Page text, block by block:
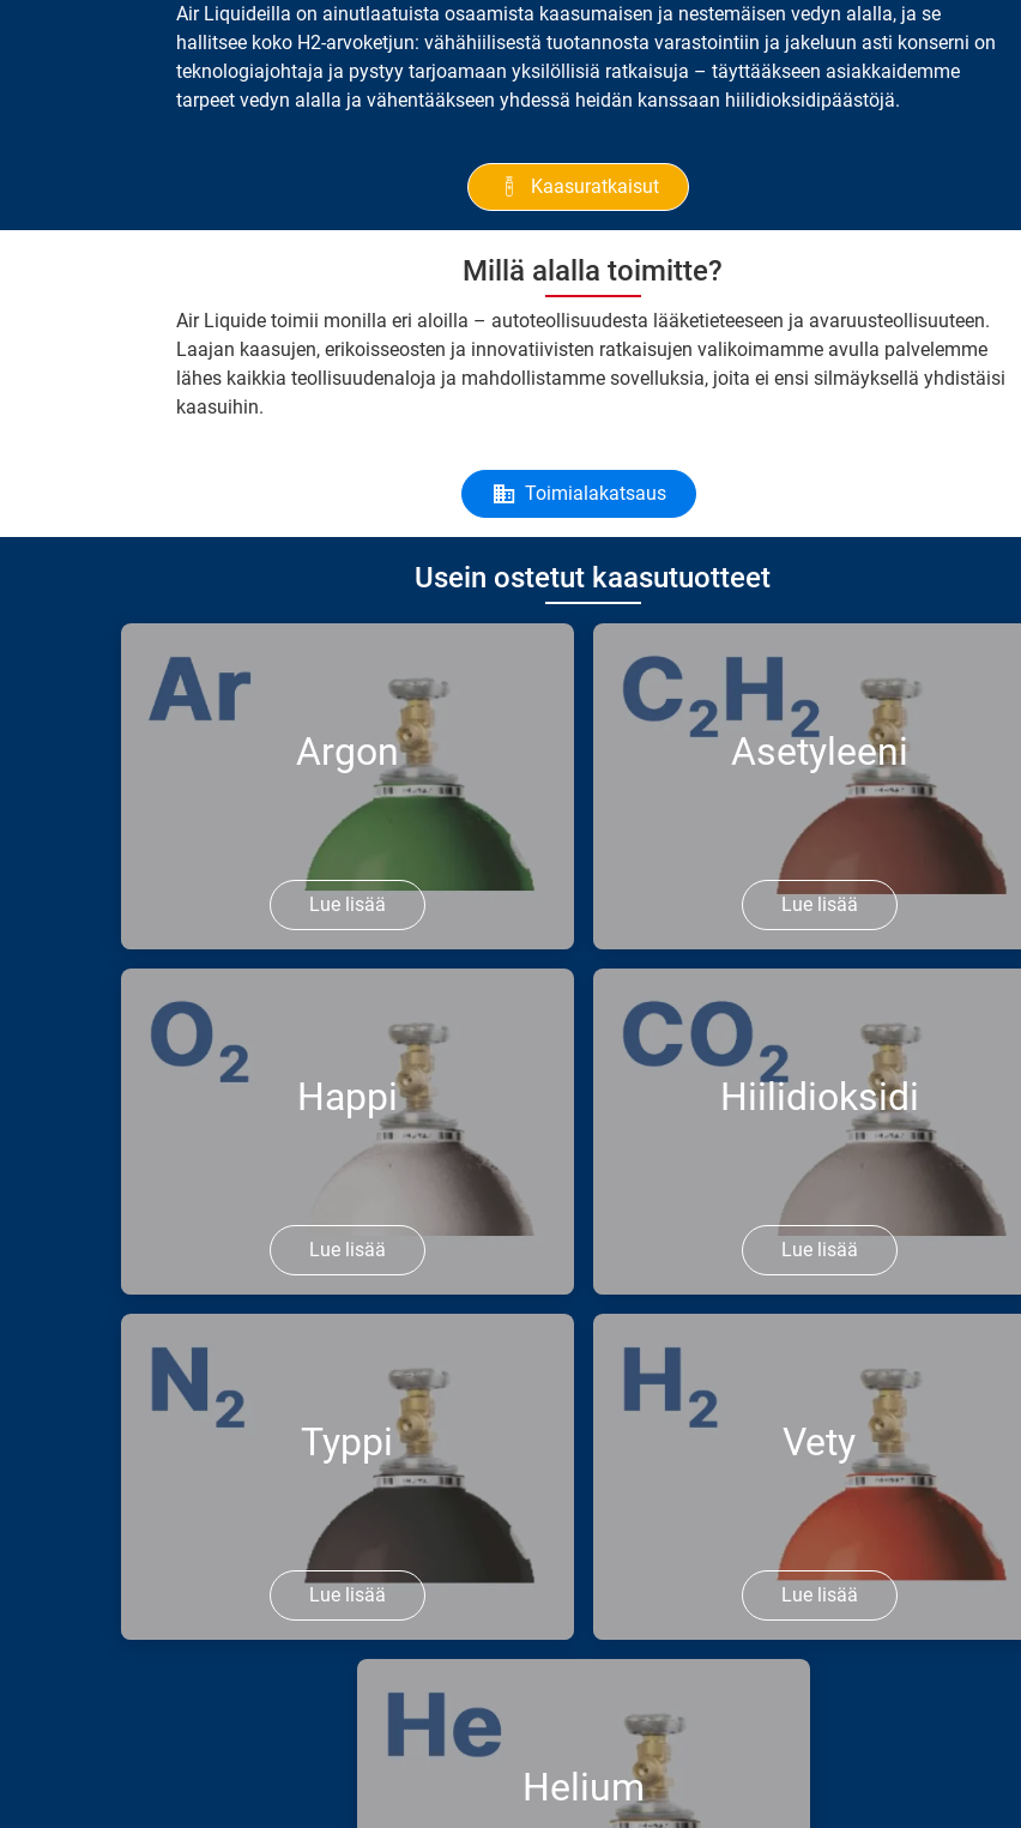
Air Liquideilla on ainutlaatuista osaamista kaasumaisen ja nestemäisen vedyn alalla, ja se
hallitsee koko H2-arvoketjun: vähähiilisestä tuotannosta varastointiin ja jakeluun asti konserni on
teknologiajohtaja ja pystyy tarjoamaan yksilöllisiä ratkaisuja – täyttääkseen asiakkaidemme
tarpeet vedyn alalla ja vähentääkseen yhdessä heidän kanssaan hiilidioksidipäästöjä.
Kaasuratkaisut
Millä alalla toimitte?
Air Liquide toimii monilla eri aloilla – autoteollisuudesta lääketieteeseen ja avaruusteollisuuteen.
Laajan kaasujen, erikoisseosten ja innovatiivisten ratkaisujen valikoimamme avulla palvelemme
lähes kaikkia teollisuudenaloja ja mahdollistamme sovelluksia, joita ei ensi silmäyksellä yhdistäisi
kaasuihin.
Toimialakatsaus
Usein ostetut kaasutuotteet
Argon
Lue lisää
hitsaukseen, MIG-hitsaukseen tai TIG-
hitsaukseen? Kaasukatalogistamme
löydät sinulle sopivan argonin.
Asetyleeni
Lue lisää
hitsauksessa, leikkauksessa ja
juottamisessa. Toimitamme sinulle
erittäin puhdasta kaasua turvallisesti
pulloissa tai pullopaketeissa
Happi
Lue lisää
parissa, vedenkäsittelyssä ja haluatko
parantaa prosessiesi suorituskykyä tai
vähentää päästöjä? Tarjoamme sinulle
tarpeidesi mukaan happea sylintere ...
Hiilidioksidi
Lue lisää
hitsaustekniikka tai kasvihuoneet –
hiilidioksidi on monipuolisesti
käytettävissä. Tarjoamme CO2:ta eri
puhtausasteina ja toimitusmuotoina,
Typpi
Lue lisää
tuotantoprosesseihisi, elintarvikkeiden
pakkaamiseen tai jäähdytykseen?
Tarjoamme typpeä eri puhtausasteina
Vety
Lue lisää
Etsitkö puhdasta energialähdettä
Vetyämme on saatavana eri
puhtausasteina – pulloissa, nipuissa
tai suurina toimituksina.
Helium